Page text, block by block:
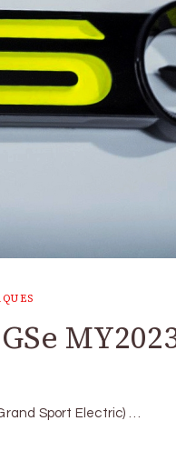
Sport Electric) …